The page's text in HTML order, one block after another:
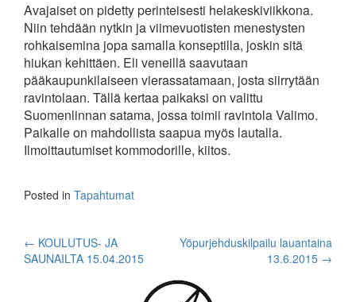
Avajaiset on pidetty perinteisesti helakeskiviikkona.
Niin tehdään nytkin ja viimevuotisten menestysten
rohkaisemina jopa samalla konseptilla, joskin sitä
hiukan kehittäen. Eli veneillä saavutaan
pääkaupunkilaiseen vierassatamaan, josta siirrytään
ravintolaan. Tällä kertaa paikaksi on valittu
Suomenlinnan satama, jossa toimii ravintola Valimo.
Paikalle on mahdollista saapua myös lautalla.
Ilmoittautumiset kommodorille, kiitos.
Posted in Tapahtumat
Post
navigation
← KOULUTUS- JA
SAUNAILTA 15.04.2015
Yöpurjehduskilpailu lauantaina
13.6.2015 →